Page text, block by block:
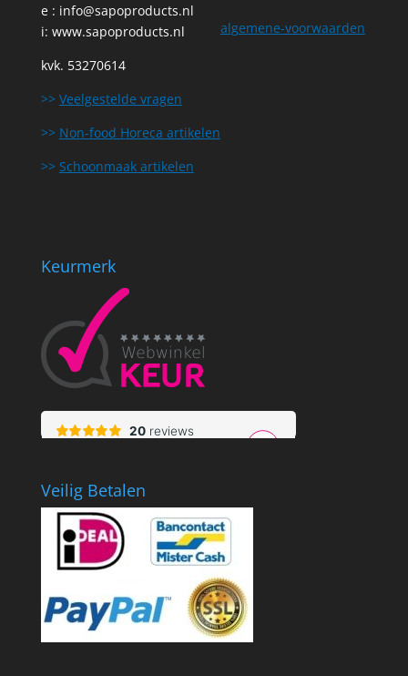
e : info@sapoproducts.nl
i: www.sapoproducts.nl
kvk. 53270614
>> Veelgestelde vragen
>> Non-food Horeca artikelen
>> Schoonmaak artikelen
algemene-voorwaarden
Keurmerk
Veilig Betalen